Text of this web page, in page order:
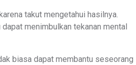
takut mengetahui hasilnya.
menimbulkan tekanan mental
biasa dapat membantu seseorang